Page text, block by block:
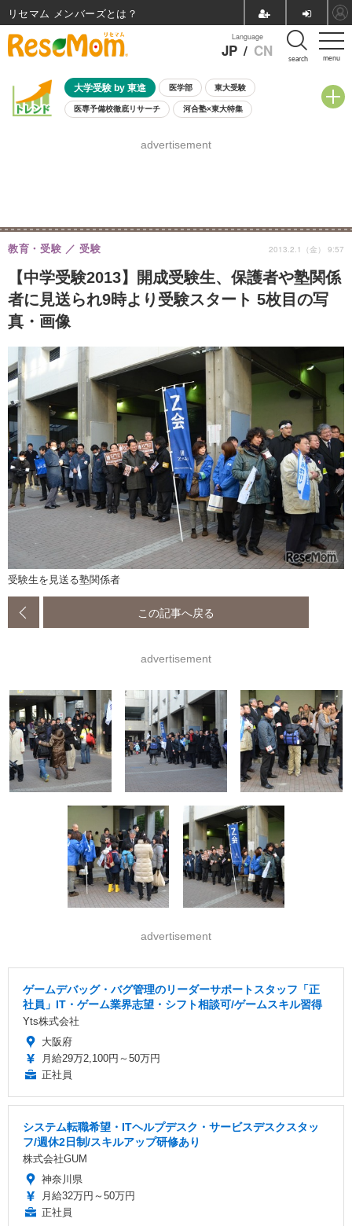
menu
Language
JP / CN search
大学受験 by 東進 医学部 東大受験
医専予備校徹底リサーチ 河合塾×東大特集
8月開催学校説明会・相談会
advertisement
【中学受験2013】開成受験生、保護者や塾関係
者に見送られ9時より受験スタート 5枚目の写
真・画像
教育・受験 受験 2013.2.1（金） 9:57
受験生を見送る塾関係者
この記事へ戻る
advertisement
advertisement
ゲームデバッグ・バグ管理のリーダーサポートスタッフ「正
社員」IT・ゲーム業界志望・シフト相談可/ゲームスキル習得
Yts株式会社
大阪府
月給29万2,100円～50万円
正社員
システム転職希望・ITヘルプデスク・サービスデスクスタッ
フ/週休2日制/スキルアップ研修あり
株式会社GUM
神奈川県
月給32万円～50万円
正社員
リセマム メンバーズ